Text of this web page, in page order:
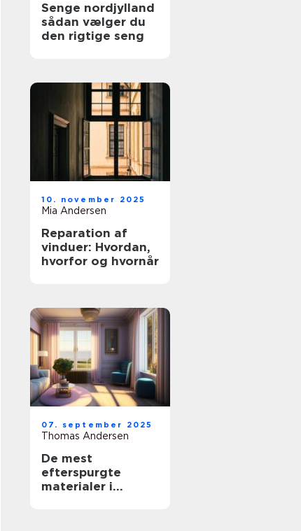
Senge nordjylland
sådan vælger du
den rigtige seng
10. november 2025
Mia Andersen
Reparation af
vinduer: Hvordan,
hvorfor og hvornår
07. september 2025
Thomas Andersen
De mest
efterspurgte
materialer i